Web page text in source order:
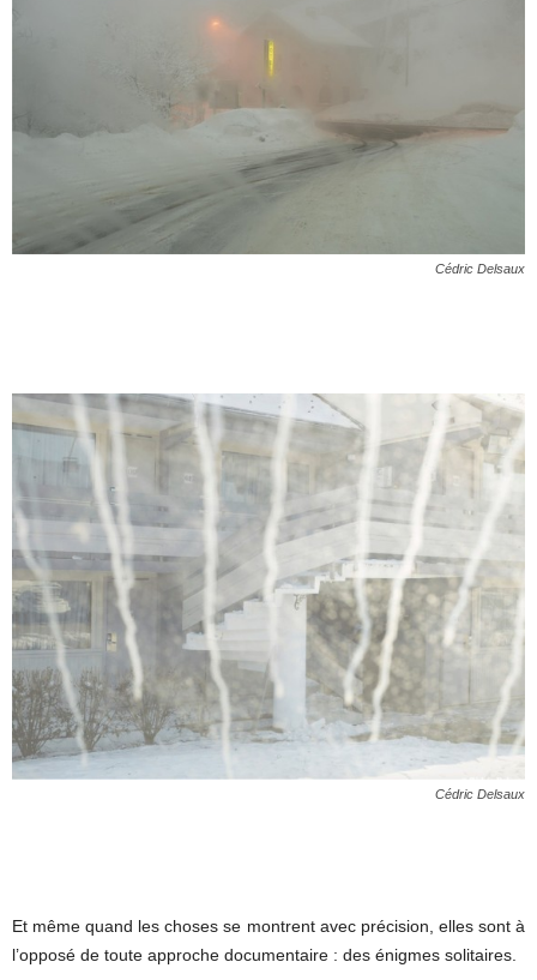
Cédric Delsaux
Cédric Delsaux
Et même quand les choses se montrent avec précision, elles sont à
l’opposé de toute approche documentaire : des énigmes solitaires.